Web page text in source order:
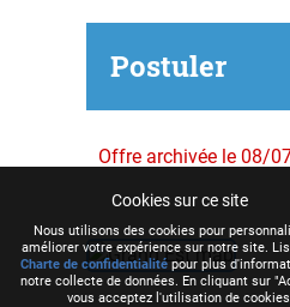
Postuler
Offre archivée le 08/
Cookies sur ce site
Nous utilisons des cookies pour
améliorer votre expérience sur notre site.
Charte de confidentialité pour plus
notre collecte de données. En cliquant sur
vous acceptez l'utilisation de